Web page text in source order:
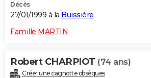
Décès
27/01/1999 à la Buissière
Famille MARTIN
Robert CHARPIOT (74 ans)
Créer une cagnotte obsèques